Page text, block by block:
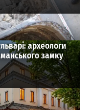
археологи
замку